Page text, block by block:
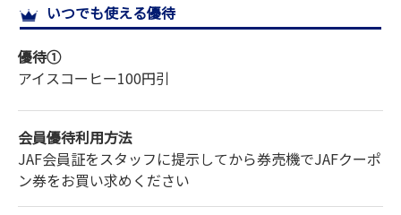
サイトマップ
いつでも使える優待
優待①
アイスコーヒー100円引
会員優待利用方法
JAF会員証をスタッフに提示してから券売機でJAFクーポ
ン券をお買い求めください